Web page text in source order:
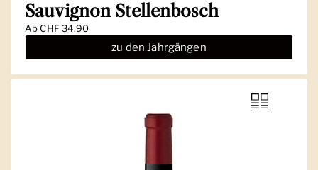
Sauvignon Stellenbosch
AbCHF 34.90
zu den Jahrgängen